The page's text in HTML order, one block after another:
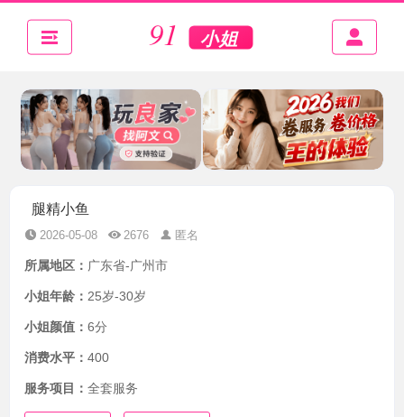
腿精小鱼
2026-05-08 2676 匿名
所属地区： 广东省-广州市
小姐年龄： 25岁-30岁
小姐颜值： 6分
消费水平： 400
服务项目： 全套服务